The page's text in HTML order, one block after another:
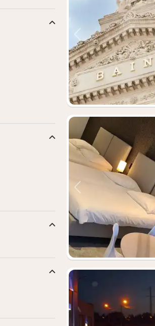
Vorheriges Bild
Vorheriges Bild